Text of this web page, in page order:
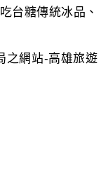
台糖傳統冰品、
之網站-高雄旅遊